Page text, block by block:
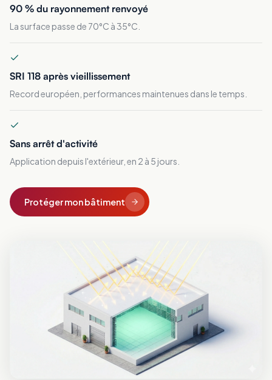
90 % du rayonnement renvoyé
La surface passe de 70°C à 35°C.
SRI 118 après vieillissement
Record européen, performances maintenues dans le temps.
Sans arrêt d'activité
Application depuis l'extérieur, en 2 à 5 jours.
Protéger mon bâtiment